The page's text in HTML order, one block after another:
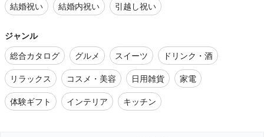
結婚祝い
結婚内祝い 引越し祝い
ジャンル
総合カタログ
グルメ スイーツ
ドリンク・酒
リラックス
コスメ・美容 日用雑貨
家電
体験ギフト
インテリア キッチン